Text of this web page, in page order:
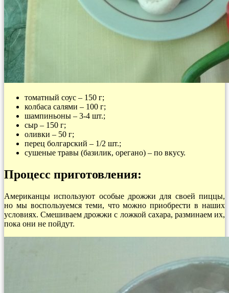
томатный соус – 150 г;
колбаса салями – 100 г;
шампиньоны – 3-4 шт.;
сыр – 150 г;
оливки – 50 г;
перец болгарский – 1/2 шт.;
сушеные травы (базилик, орегано) – по вкусу.
Процесс приготовления:
Американцы используют особые дрожжи для своей пиццы,
но мы воспользуемся теми, что можно приобрести в наших
условиях. Смешиваем дрожжи с ложкой сахара, разминаем их,
пока они не пойдут.